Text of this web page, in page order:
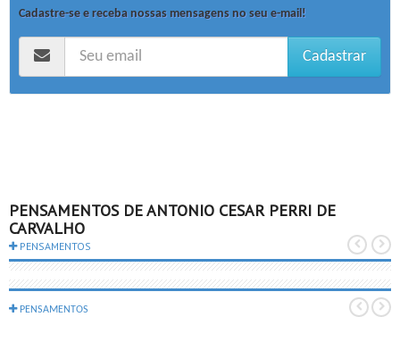
Cadastre-se e receba nossas mensagens no seu e-mail!
Cadastrar
PENSAMENTOS DE ANTONIO CESAR PERRI DE
CARVALHO
PENSAMENTOS
PENSAMENTOS